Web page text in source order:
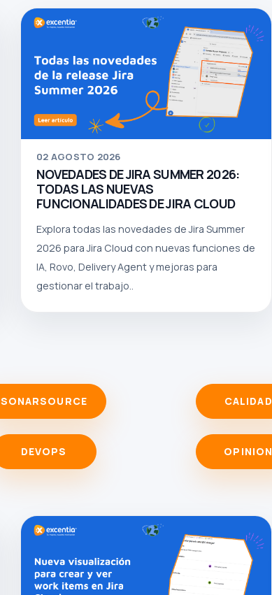
02 AGOSTO 2026
NOVEDADES DE JIRA SUMMER 2026:
TODAS LAS NUEVAS
FUNCIONALIDADES DE JIRA CLOUD
Explora todas las novedades de Jira Summer
2026 para Jira Cloud con nuevas funciones de
IA, Rovo, Delivery Agent y mejoras para
gestionar el trabajo..
SONARSOURCE CALIDAD
DEVOPS OPINION